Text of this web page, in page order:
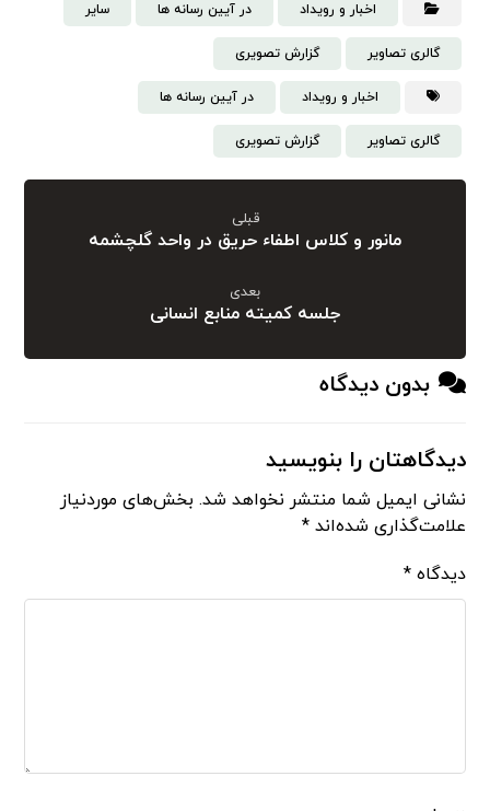
اخبار و رویداد در آیین رسانه ها سایر
گالری تصاویر گزارش تصویری
اخبار و رویداد در آیین رسانه ها
گالری تصاویر گزارش تصویری
قبلی
مانور و کلاس اطفاء حریق در واحد گلچشمه
بعدی
جلسه کمیته منابع انسانی
بدون دیدگاه
دیدگاهتان را بنویسید
نشانی ایمیل شما منتشر نخواهد شد. بخش‌های موردنیاز
علامت‌گذاری شده‌اند*
دیدگاه*